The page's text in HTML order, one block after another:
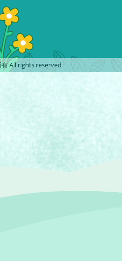
All rights reserved